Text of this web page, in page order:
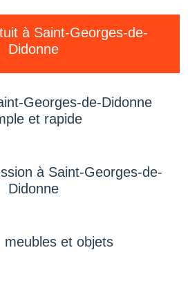
à Saint-Georges-de-
Didonne
Georges-de-Didonne
et rapide
à Saint-Georges-de-
Didonne
meubles et objets